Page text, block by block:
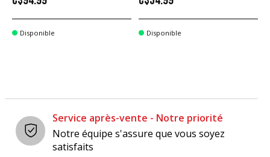
Disponible Disponible
Service après-vente - Notre priorité
Notre équipe s'assure que vous soyez
satisfaits